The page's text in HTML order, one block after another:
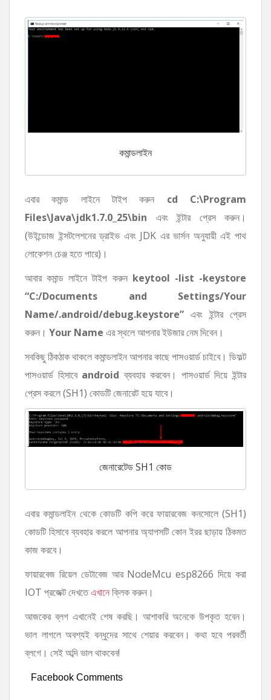
কমান্ডলাইন
এবার কমান্ড লাইনে টাইপ করুন cd C:\Program
Files\Java\jdk1.7.0_25\bin এবং ইন্টার প্রেস করুন।
(উইন্ডোজ ইন্সটলেশনের ড্রাইভ এবং JDK এর ভার্সন অনুযায়ী এই পাথ
লোকেশন চেঞ্জ হতে পারে)।
আবার কমান্ড লাইনে টাইপ করুন keytool -list -keystore
“C:/Documents and Settings/Your
Name/.android/debug.keystore” এবং ইন্টার প্রেস
করুন। Your Name এর স্থলে আপনার ইউজার নেম দিবেন।
সবকিছু ঠিকঠাক থাকলে কমান্ডলাইন আপনার কাছে পাসওয়ার্ড চাইবে। ডিফল্ট
পাসওয়ার্ড হিসাবে android ব্যবহার করবেন। পাসওয়ার্ড দিয়ে ইন্টার
প্রেস করলে (SH1) কোডটি জেনারেট হয়ে যাবে।
জেনারেটেড SH1 কোড
এবার কমান্ডলাইন থেকে কোডটি কপি করে ফায়ারবেজ কনসোলে (SH1)
কোডটি হিসাবে ব্যবহার করলে আপনার অ্যাপসটি কোন ইরর ছাড়ায় ঠিকমত
কাজ করবে।
ফায়ারবেজ রিয়েল ডেটাবেজ আর NodeMcu esp8266 দিয়ে করা
IOT প্রজেক্ট দেখতেএখানেক্লিক করুন।
আজকের ব্লগ এখানেই শেষ করছি। আশাকরি অনেকে উপকৃত হবেন।
ভাল লাগলে অবশ্যই বন্ধুদের সাথে শেয়ার করবেন। কথা হবে পরবর্তী
ব্লগে। সেই অব্দি ভাল থাকবেন!
Facebook Comments